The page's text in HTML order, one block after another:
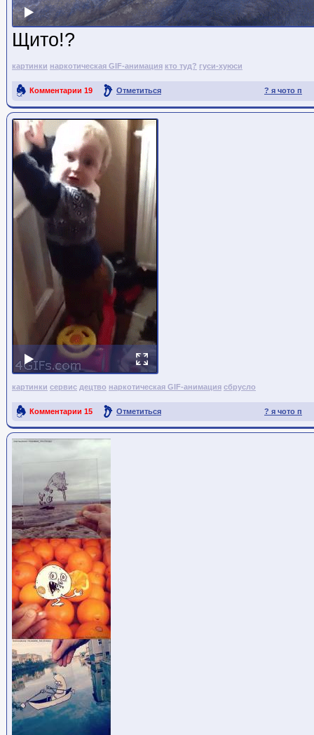
Щито!?
картинки наркотическая GIF-анимация кто туд? гуси-хуюси
? я чото п
Комментарии 19 Отметиться
Ссылка на пост
картинки сервис децтво наркотическая GIF-анимация сбрусло
? я чото п
Комментарии 15 Отметиться
Ссылка на пост